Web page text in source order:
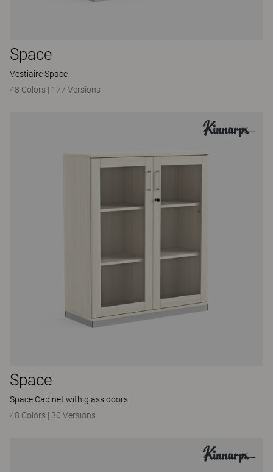
Space
Vestiaire Space
48 Colors | 177 Versions
Space
Space Cabinet with glass doors
48 Colors | 30 Versions